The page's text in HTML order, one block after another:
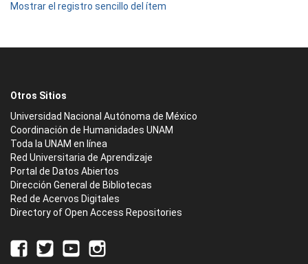
Mostrar el registro sencillo del ítem
Otros Sitios
Universidad Nacional Autónoma de México
Coordinación de Humanidades UNAM
Toda la UNAM en línea
Red Universitaria de Aprendizaje
Portal de Datos Abiertos
Dirección General de Bibliotecas
Red de Acervos Digitales
Directory of Open Access Repositories